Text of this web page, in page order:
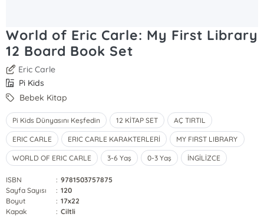
World of Eric Carle: My First Library
12 Board Book Set
Eric Carle
Pi Kids
Bebek Kitap
Pi Kids Dünyasını Keşfedin 12 KİTAP SET AÇ TIRTIL
ERIC CARLE ERIC CARLE KARAKTERLERİ MY FIRST LIBRARY
WORLD OF ERIC CARLE 3-6 Yaş 0-3 Yaş İNGİLİZCE
ISBN : 9781503757875
Sayfa Sayısı
: 120
Boyut
: 17x22
Kapak
: Ciltli